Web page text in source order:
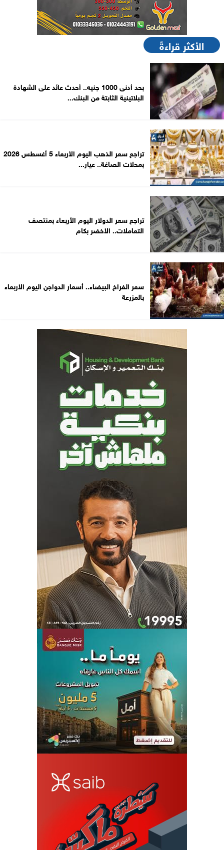
الأكثر قراءةً
بحد أدنى 1000 جنيه.. أحدث عائد على الشهادة
البلاتينية الثابتة من البنك...
تراجع سعر الذهب اليوم الأربعاء 5 أغسطس 2026
بمحلات الصاغة.. عيار...
تراجع سعر الدولار اليوم الأربعاء بمنتصف
التعاملات.. الأخضر بكام
سعر الفراخ البيضاء.. أسعار الدواجن اليوم الأربعاء
بالمزرعة